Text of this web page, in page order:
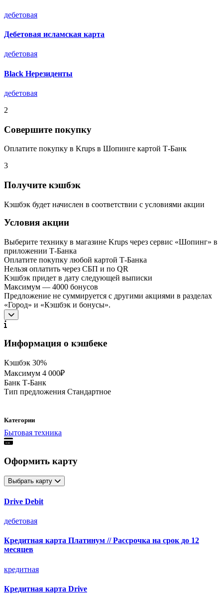
дебетовая
Дебетовая исламская карта
дебетовая
Black Нерезиденты
дебетовая
2
Совершите покупку
Оплатите покупку в Krups в Шопинге картой Т-Банк
3
Получите кэшбэк
Кэшбэк будет начислен в соответствии с условиями акции
Условия акции
Выберите технику в магазине Krups через сервис «Шопинг» в
приложении Т-Банка
Оплатите покупку любой картой Т‑Банка
Нельзя оплатить через СБП и по QR
Кэшбэк придет в дату следующей выписки
Максимум — 4000 бонусов
Предложение не суммируется с другими акциями в разделах
«Город» и «Кэшбэк и бонусы».
Информация о кэшбеке
Кэшбэк 30%
Максимум 4 000₽
Банк Т-Банк
Тип предложения Стандартное
Категории
Бытовая техника
Оформить карту
Выбрать карту
Drive Debit
дебетовая
Кредитная карта Платинум // Рассрочка на срок до 12
месяцев
кредитная
Кредитная карта Drive